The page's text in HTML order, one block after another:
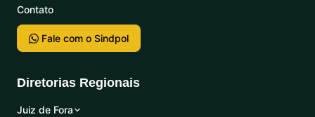
Contato
Fale com o Sindpol
Diretorias Regionais
Juiz de Fora